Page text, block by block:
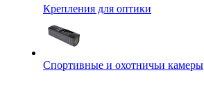
Крепления для оптики
Спортивные и охотничьи камеры